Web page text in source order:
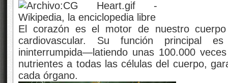
El corazón es el motor de nuestro
cardiovascular. Su función principal
ininterrumpida—latiendo unas 100.000
nutrientes a todas las células del cuerpo,
cada órgano.